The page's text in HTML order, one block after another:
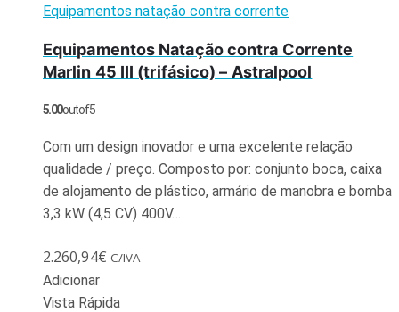
Equipamentos natação contra corrente
Equipamentos Natação contra Corrente
Marlin 45 III (trifásico) – Astralpool
5.00out of 5
Com um design inovador e uma excelente relação
qualidade / preço. Composto por: conjunto boca, caixa
de alojamento de plástico, armário de manobra e bomba
3,3 kW (4,5 CV) 400V…
2.260,94€ C/IVA
Adicionar
Vista Rápida